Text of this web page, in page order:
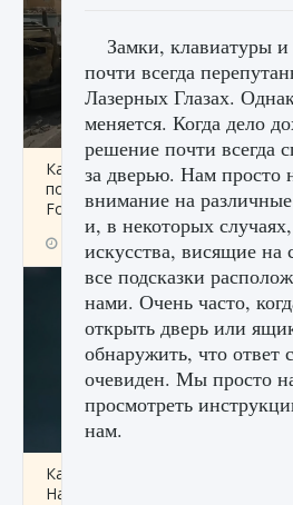
Как исправить текстовую
пользовательского
Force Hawk Ops
Как проверить статус сервера
Hawk Ops
Замки, клавиатуры и
почти всегда
Лазерных Глазах.
меняется. Когда дело
решение почти всегда
за дверью. Нам просто
внимание на
и, в некоторых
искусства, висящие на
все подсказки
нами. Очень часто,
открыть дверь или
обнаружить, что ответ
очевиден. Мы просто
просмотреть
нам.